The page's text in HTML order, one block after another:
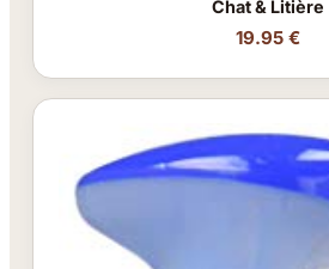
Chat & Litière
19.95 €